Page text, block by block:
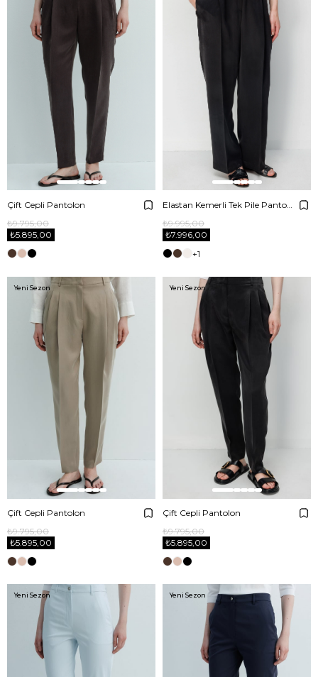
Çift Cepli Pantolon
₺5.895,00
₺9.795,00
₺7.996,00
₺9.995,00
+1
Çift Cepli Pantolon
₺5.895,00
₺9.795,00
Yeni Sezon
Çift Cepli Pantolon
₺5.895,00
₺9.795,00
Yeni Sezon
Yeni Sezon Yeni Sezon